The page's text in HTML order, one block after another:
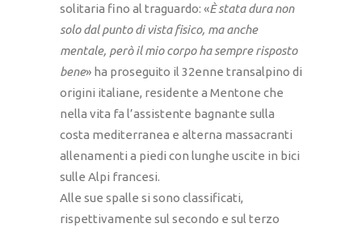
solitaria fino al traguardo: «È stata dura non
solo dal punto di vista fisico, ma anche
mentale, però il mio corpo ha sempre risposto
bene» ha proseguito il 32enne transalpino di
origini italiane, residente a Mentone che
nella vita fa l’assistente bagnante sulla
costa mediterranea e alterna massacranti
allenamenti a piedi con lunghe uscite in bici
sulle Alpi francesi.
Alle sue spalle si sono classificati,
rispettivamente sul secondo e sul terzo